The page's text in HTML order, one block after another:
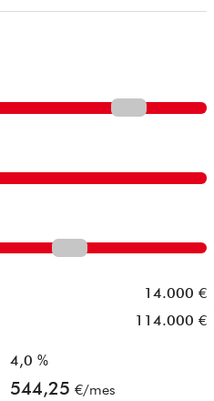
14.000 €
114.000 €
4,0 %
544,25 €/mes